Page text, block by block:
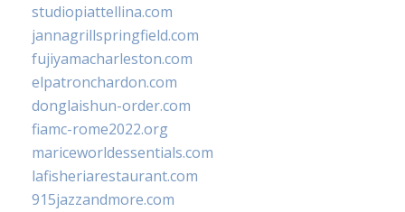
studiopiattellina.com
jannagrillspringfield.com
fujiyamacharleston.com
elpatronchardon.com
donglaishun-order.com
fiamc-rome2022.org
mariceworldessentials.com
lafisheriarestaurant.com
915jazzandmore.com